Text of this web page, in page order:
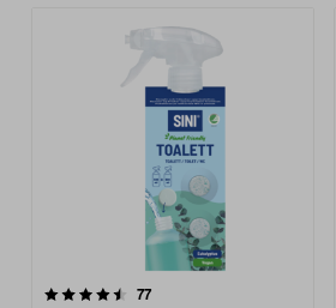
77arvostelut
4.5 viidestä